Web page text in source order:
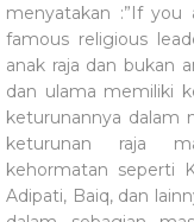
menyatakan :”If
famous religious
anak raja dan bukan
dan ulama memiliki
keturunannya dalam
keturunan raja
kehormatan seperti
Adipati, Baiq, dan